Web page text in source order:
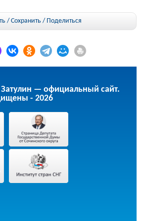
/ Сохранить / Поделиться
— официальный сайт.
- 2026